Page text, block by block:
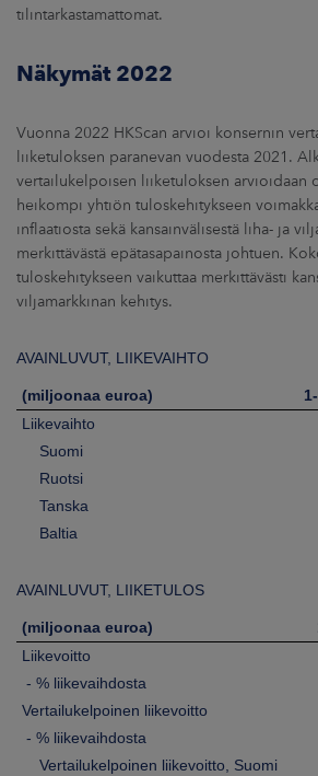
tilintarkastamattomat.
Näkymät 2022
Vuonna 2022 HKScan arvioi konsernin
liiketuloksen paranevan vuodesta 2021.
vertailukelpoisen liiketuloksen arvioidaan
heikompi yhtiön tuloskehitykseen
inflaatiosta sekä kansainvälisestä liha- ja
merkittävästä epätasapainosta johtuen.
tuloskehitykseen vaikuttaa merkittävästi
viljamarkkinan kehitys.
AVAINLUVUT, LIIKEVAIHTO
(miljoonaa euroa)
Liikevaihto
Suomi
Ruotsi
Tanska
Baltia
AVAINLUVUT, LIIKETULOS
(miljoonaa euroa)
Liikevoitto
- % liikevaihdosta
Vertailukelpoinen liikevoitto
- % liikevaihdosta
Vertailukelpoinen liikevoitto, Suomi